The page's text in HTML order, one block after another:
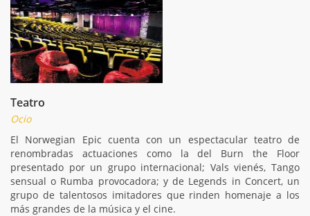
Teatro
Ocio
El Norwegian Epic cuenta con un espectacular teatro de
renombradas actuaciones como la del Burn the Floor
presentado por un grupo internacional; Vals vienés, Tango
sensual o Rumba provocadora; y de Legends in Concert, un
grupo de talentosos imitadores que rinden homenaje a los
más grandes de la música y el cine.